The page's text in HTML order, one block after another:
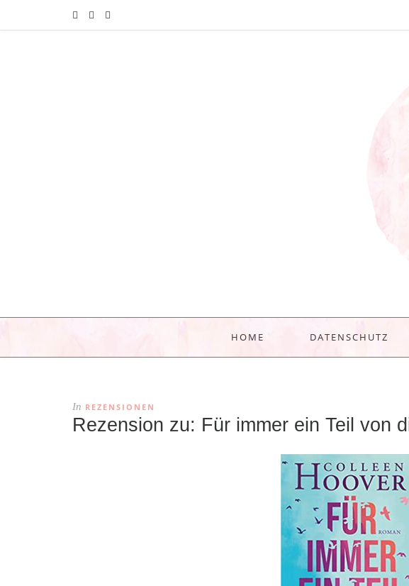
HOME DATENSCHUTZ
In REZENSIONEN
Rezension zu: Für immer ein Teil von